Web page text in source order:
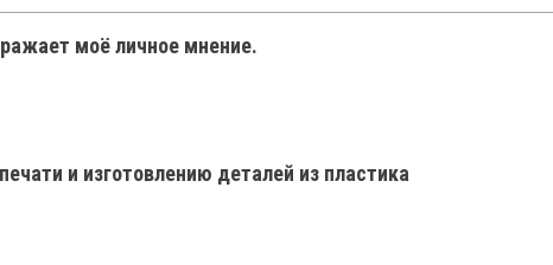
моё личное мнение.
и изготовлению деталей из пластика